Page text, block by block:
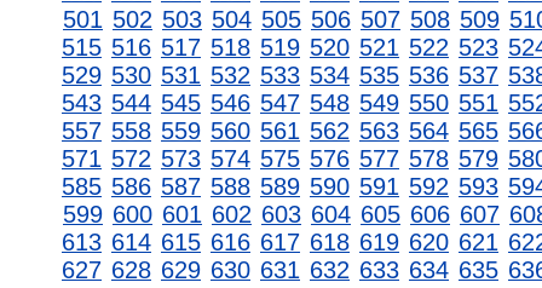
501 502 503 504 505 506 507 508 509
515 516 517 518 519 520 521 522 523
529 530 531 532 533 534 535 536 537
543 544 545 546 547 548 549 550 551
557 558 559 560 561 562 563 564 565
571 572 573 574 575 576 577 578 579
585 586 587 588 589 590 591 592 593
599 600 601 602 603 604 605 606 607
613 614 615 616 617 618 619 620 621
627 628 629 630 631 632 633 634 635